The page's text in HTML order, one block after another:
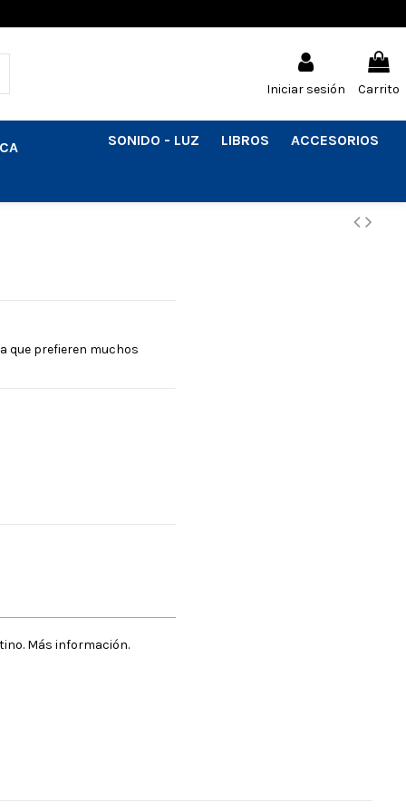
Iniciar sesión Carrito
SONIDO - LUZ LIBROS ACCESORIOS
que prefieren muchos
Más información.